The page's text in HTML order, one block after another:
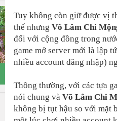
Tuy không còn giữ được vị
thế nhưng Võ Lâm Chi
đối với cộng đồng trong
game mở server mới là lập
nhiều account đăng nhập)
Thông thường, với các tựa
nói chung và Võ Lâm Chi
không bị tụt hậu so với mặt